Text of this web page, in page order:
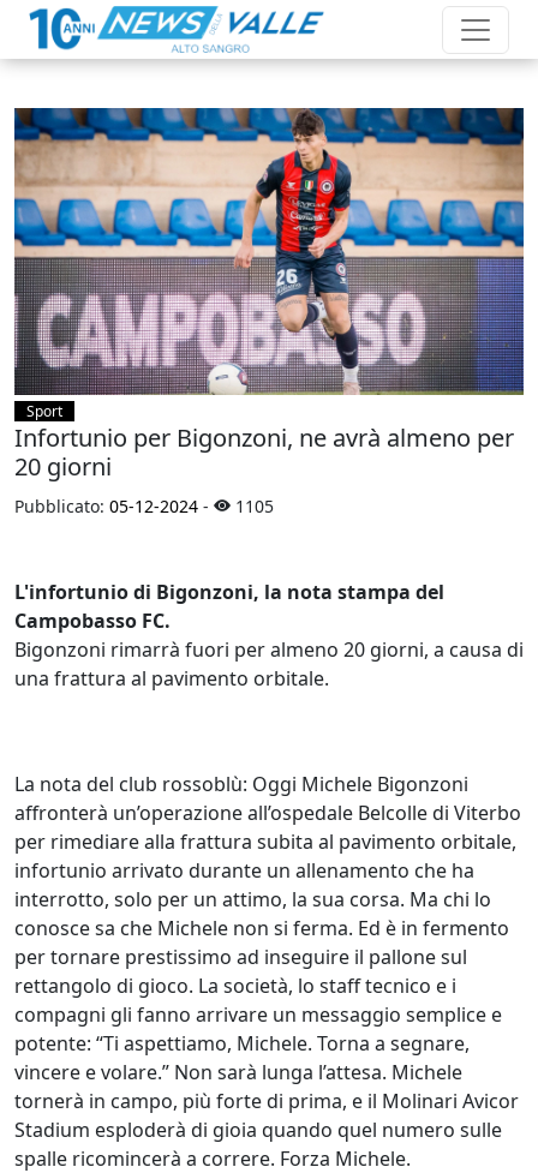
Sport
Infortunio per Bigonzoni, ne avrà almeno per
20 giorni
Pubblicato: 05-12-2024 - 1105
L'infortunio di Bigonzoni, la nota stampa del
Campobasso FC.
Bigonzoni rimarrà fuori per almeno 20 giorni, a causa di
una frattura al pavimento orbitale.
La nota del club rossoblù: Oggi Michele Bigonzoni
affronterà un’operazione all’ospedale Belcolle di Viterbo
per rimediare alla frattura subita al pavimento orbitale,
infortunio arrivato durante un allenamento che ha
interrotto, solo per un attimo, la sua corsa. Ma chi lo
conosce sa che Michele non si ferma. Ed è in fermento
per tornare prestissimo ad inseguire il pallone sul
rettangolo di gioco. La società, lo staff tecnico e i
compagni gli fanno arrivare un messaggio semplice e
potente: “Ti aspettiamo, Michele. Torna a segnare,
vincere e volare.” Non sarà lunga l’attesa. Michele
tornerà in campo, più forte di prima, e il Molinari Avicor
Stadium esploderà di gioia quando quel numero sulle
spalle ricomincerà a correre. Forza Michele.